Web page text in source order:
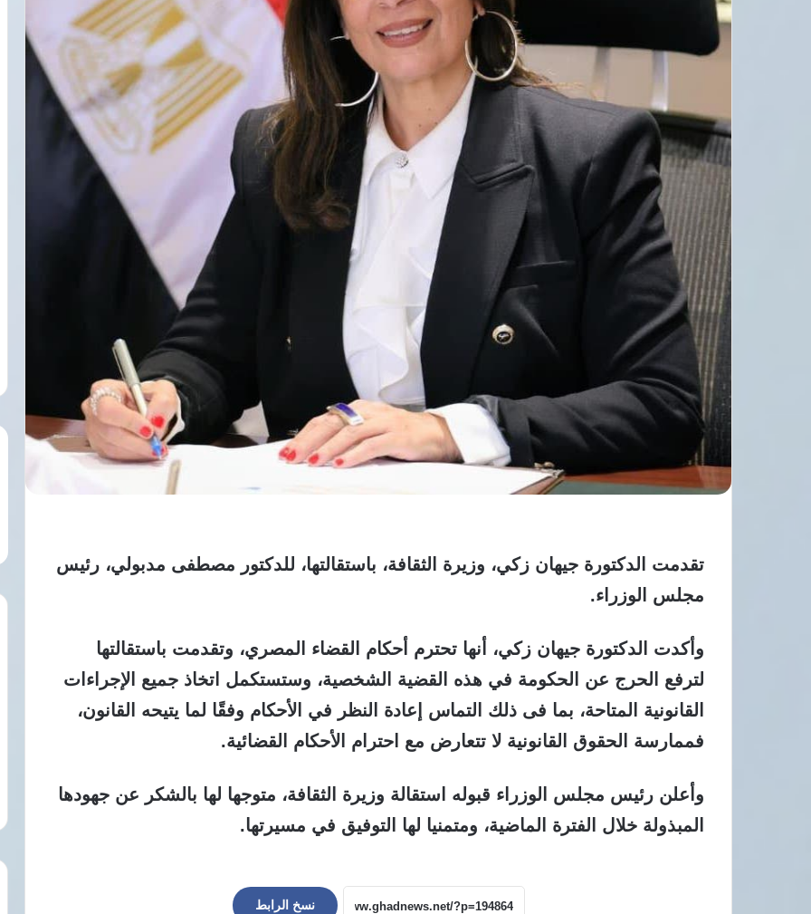
تقدمت الدكتورة جيهان زكي، وزيرة الثقافة، باستقالتها، للدكتور مصطفى مدبولي، رئيس
مجلس الوزراء.
وأكدت الدكتورة جيهان زكي، أنها تحترم أحكام القضاء المصري، وتقدمت باستقالتها
لترفع الحرج عن الحكومة في هذه القضية الشخصية، وستستكمل اتخاذ جميع الإجراءات
القانونية المتاحة، بما فى ذلك التماس إعادة النظر في الأحكام وفقًا لما يتيحه القانون،
فممارسة الحقوق القانونية لا تتعارض مع احترام الأحكام القضائية.
وأعلن رئيس مجلس الوزراء قبوله استقالة وزيرة الثقافة، متوجها لها بالشكر عن جهودها
المبذولة خلال الفترة الماضية، ومتمنيا لها التوفيق في مسيرتها.
نسخ الرابط